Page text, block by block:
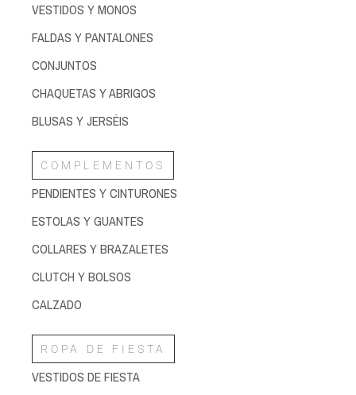
VESTIDOS Y MONOS
FALDAS Y PANTALONES
CONJUNTOS
CHAQUETAS Y ABRIGOS
BLUSAS Y JERSÉIS
COMPLEMENTOS
PENDIENTES Y CINTURONES
ESTOLAS Y GUANTES
COLLARES Y BRAZALETES
CLUTCH Y BOLSOS
CALZADO
ROPA DE FIESTA
VESTIDOS DE FIESTA